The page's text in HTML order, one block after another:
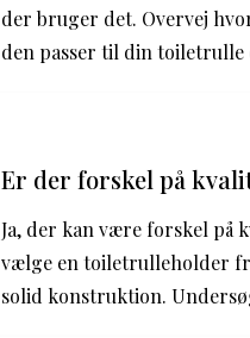
der bruger det. Overvej
den passer til din
Er der forskel på
Ja, der kan være forskel på
vælge en toiletrulleholder
solid konstruktion.